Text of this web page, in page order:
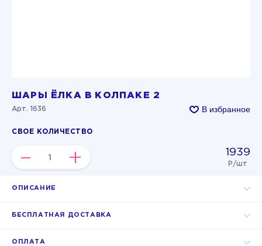
ШАРЫ ЁЛКА В КОЛПАКЕ 2
Арт. 1636 В избранное
СВОЕ КОЛИЧЕСТВО
– + 1939
Р/шт
ОПИСАНИЕ
БЕСПЛАТНАЯ ДОСТАВКА
ОПЛАТА